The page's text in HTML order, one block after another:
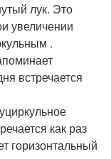
лук. Это
увеличении
.
встречается
как раз
горизонтальный